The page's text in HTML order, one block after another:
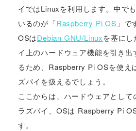
イではLinuxを利用します。中で
いるのが「Raspberry Pi OS 」
OSはDebian GNU/Linuxを基に
イ上のハードウェア機能を引き出
るため、Raspberry Pi OSを使え
ズパイを扱えるでしょう。
ここからは、ハードウェアとし
ラズパイ、OSは Raspberry Pi
す。